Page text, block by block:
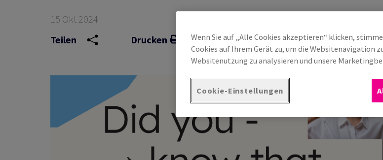
15 Okt 2024 —
Teilen
Drucken
Wenn Sie auf „Alle Cookies akzeptieren“ klicken,
Cookies auf Ihrem Gerät zu, um die Websitenavigation
Websitenutzung zu analysieren und unsere
Cookie-Einstellungen